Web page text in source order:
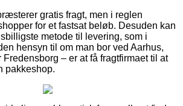
gratis fragt, men i reglen
for et fastsat beløb. Desuden kan
metode til levering, som i
hensyn til om man bor ved Aarhus,
– er at få fragtfirmaet til at
pakkeshop.